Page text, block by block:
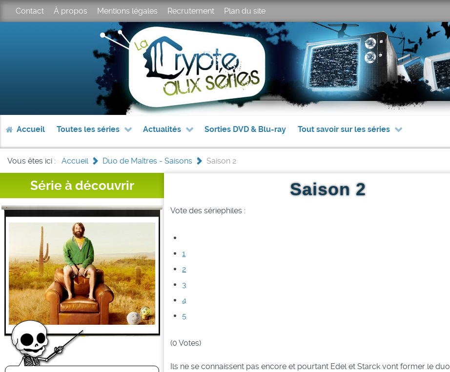
Contact À propos Mentions légales Recrutement Plan du site
Accueil Toutes les séries Actualités Sorties DVD & Blu-ray Tout savoir sur les séries
Vous êtes ici : Accueil > Duo de Maîtres - Saisons > Saison 2
Série à découvrir Saison 2
Vote des sériephiles :
1
2
3
4
5
(0 Votes)
Ils ne se connaissent pas encore et pourtant Edel et Starck vont former le duo